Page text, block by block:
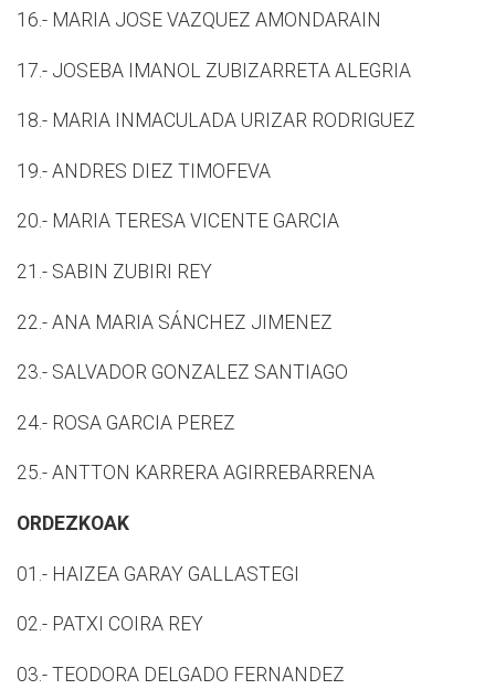
16.- MARIA JOSE VAZQUEZ AMONDARAIN
17.- JOSEBA IMANOL ZUBIZARRETA ALEGRIA
18.- MARIA INMACULADA URIZAR RODRIGUEZ
19.- ANDRES DIEZ TIMOFEVA
20.- MARIA TERESA VICENTE GARCIA
21.- SABIN ZUBIRI REY
22.- ANA MARIA SÁNCHEZ JIMENEZ
23.- SALVADOR GONZALEZ SANTIAGO
24.- ROSA GARCIA PEREZ
25.- ANTTON KARRERA AGIRREBARRENA
ORDEZKOAK
01.- HAIZEA GARAY GALLASTEGI
02.- PATXI COIRA REY
03.- TEODORA DELGADO FERNANDEZ